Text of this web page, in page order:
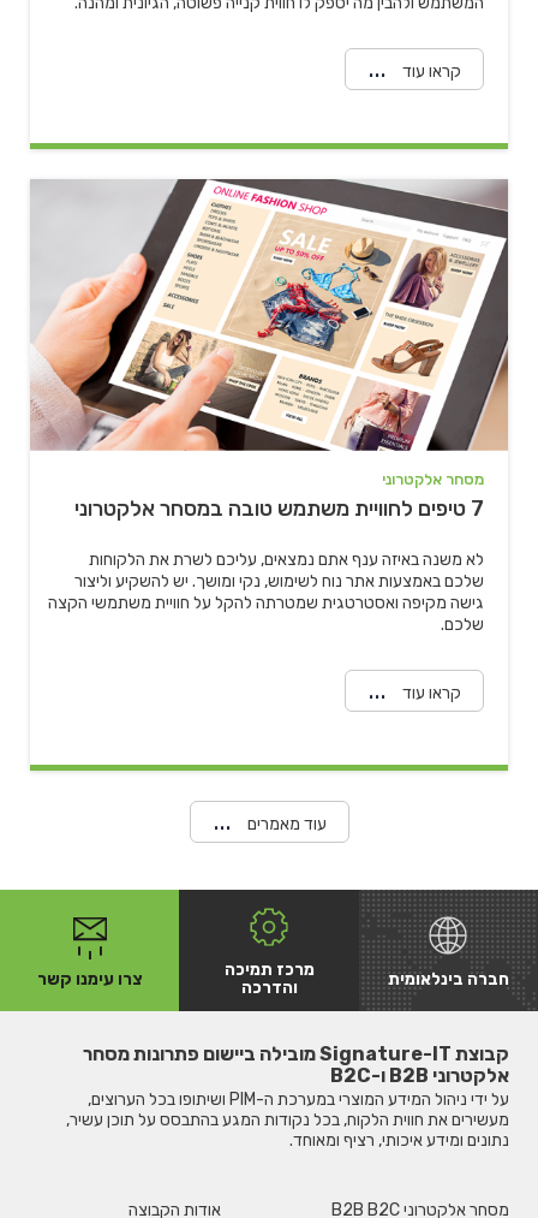
קראו עוד
מסחר אלקטרוני
7 טיפים לחוויית משתמש טובה במסחר אלקטרוני
לא משנה באיזה ענף אתם נמצאים, עליכם לשרת את הלקוחות
שלכם באמצעות אתר נוח לשימוש, נקי ומושך. יש להשקיע וליצור
גישה מקיפה ואסטרטגית שמטרתה להקל על חוויית משתמשי הקצה
שלכם.
קראו עוד
עוד מאמרים
חברה בינלאומית
מרכז תמיכה
והדרכה
צרו עימנו קשר
קבוצת Signature-IT מובילה ביישום פתרונות מסחר
אלקטרוני B2B ו-B2C
על ידי ניהול המידע המוצרי במערכת ה-PIM ושיתופו בכל הערוצים,
מעשירים את חווית הלקוח, בכל נקודות המגע בהתבסס על תוכן עשיר,
נתונים ומידע איכותי, רציף ומאוחד.
מסחר אלקטרוני B2B B2C אודות הקבוצה